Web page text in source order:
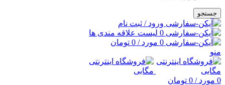
جستجو
ورود / ثبت نام
0 لیست علاقه مندی ها
0 مورد/
0 تومان
منو
0 مورد/
0 تومان